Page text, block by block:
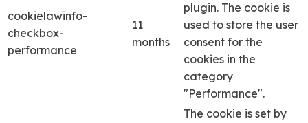
cookielawinfo-
checkbox-
performance
11
months
plugin. The cookie is
used to store the user
consent for the
cookies in the
category
"Performance".
The cookie is set by